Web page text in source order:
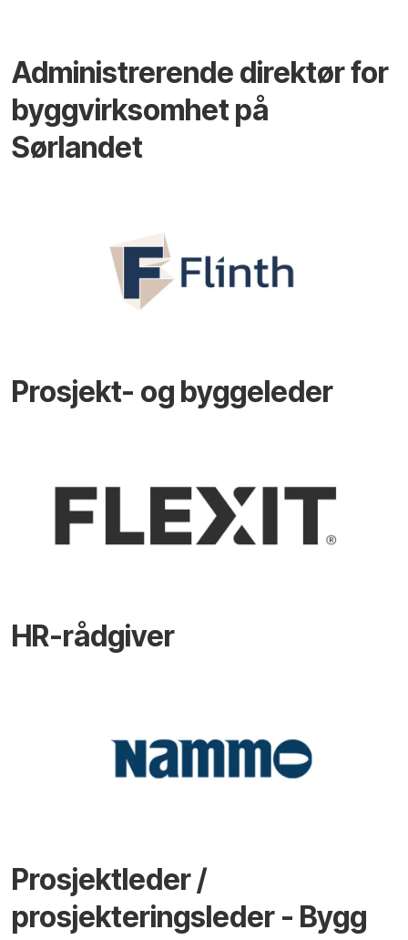
Administrerende direktør for
byggvirksomhet på
Sørlandet
Prosjekt- og byggeleder
HR-rådgiver
Prosjektleder /
prosjekteringsleder - Bygg